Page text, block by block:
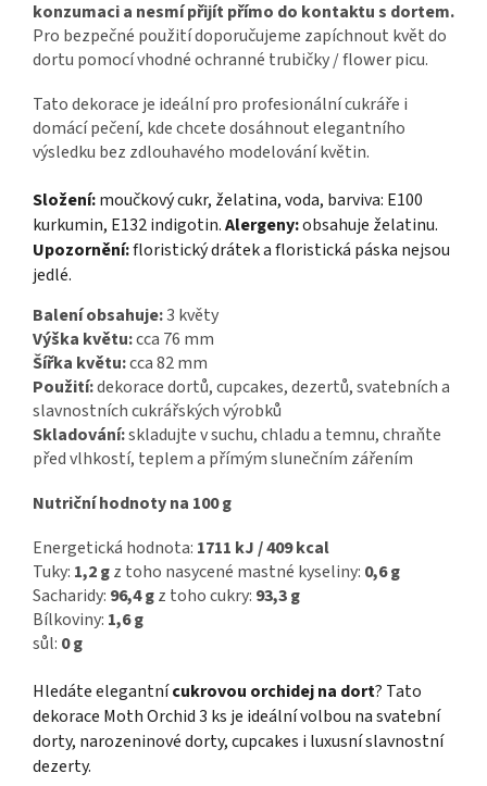
konzumaci a nesmí přijít přímo do kontaktu s dortem.
Pro bezpečné použití doporučujeme zapíchnout květ do
dortu pomocí vhodné ochranné trubičky / flower picu.
Tato dekorace je ideální pro profesionální cukráře i
domácí pečení, kde chcete dosáhnout elegantního
výsledku bez zdlouhavého modelování květin.
Složení:moučkový cukr, želatina, voda, barviva: E100
kurkumin, E132 indigotin.Alergeny:obsahuje želatinu.
Upozornění:floristický drátek a floristická páska nejsou
jedlé.
Balení obsahuje:3 květy
Výška květu:cca 76 mm
Šířka květu:cca 82 mm
Použití:dekorace dortů, cupcakes, dezertů, svatebních a
slavnostních cukrářských výrobků
Skladování:skladujte v suchu, chladu a temnu, chraňte
před vlhkostí, teplem a přímým slunečním zářením
Nutriční hodnoty na 100 g
Energetická hodnota: 1711 kJ / 409 kcal
Tuky: 1,2 gz toho nasycené mastné kyseliny: 0,6 g
Sacharidy: 96,4 gz toho cukry: 93,3 g
Bílkoviny: 1,6 g
sůl: 0 g
Hledáte elegantnícukrovou orchidej na dort? Tato
dekorace Moth Orchid 3 ks je ideální volbou na svatební
dorty, narozeninové dorty, cupcakes i luxusní slavnostní
dezerty.